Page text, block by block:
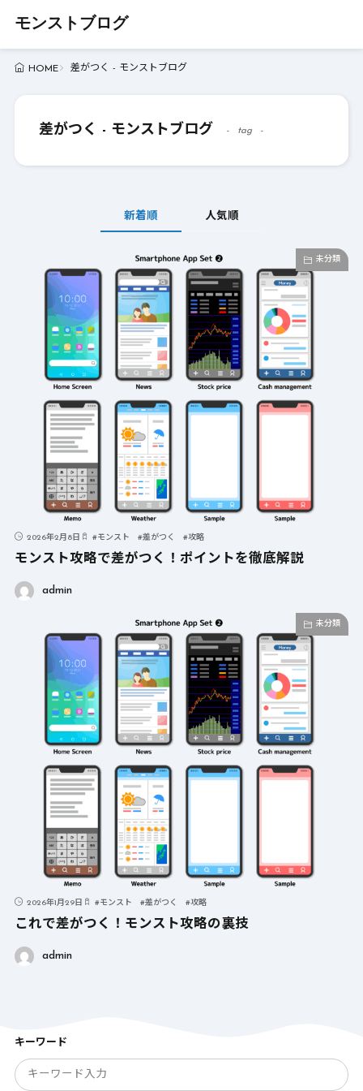
モンストブログ
HOME 差がつく - モンストブログ
差がつく - モンストブログ tag
新着順 人気順
未分類
2026年2月8日 #モンスト #差がつく #攻略
モンスト攻略で差がつく！ポイントを徹底解説
admin
未分類
2026年1月29日 #モンスト #差がつく #攻略
これで差がつく！モンスト攻略の裏技
admin
キーワード